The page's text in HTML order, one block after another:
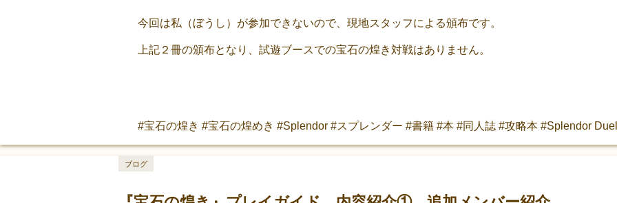
今回は私（ぼうし）が参加できないので、現地スタッフによる頒布です。
上記２冊の頒布となり、試遊ブースでの宝石の煌き対戦はありません。
#宝石の煌き #宝石の煌めき #Splendor #スプレンダー #書籍 #本 #同人誌 #攻略本 #Splendor Duel
ブログ